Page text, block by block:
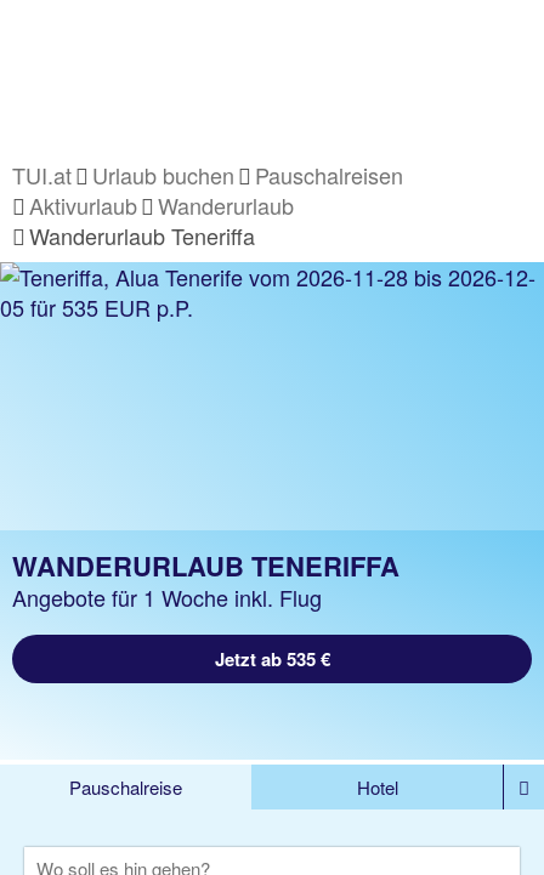
TUI.at Urlaub buchen
Pauschalreisen
Aktivurlaub
Wanderurlaub
Wanderurlaub Teneriffa
WANDERURLAUB TENERIFFA
Angebote für 1 Woche inkl. Flug
Jetzt ab 535 €
Pauschalreise
Hotel
Wo soll es hin gehen?